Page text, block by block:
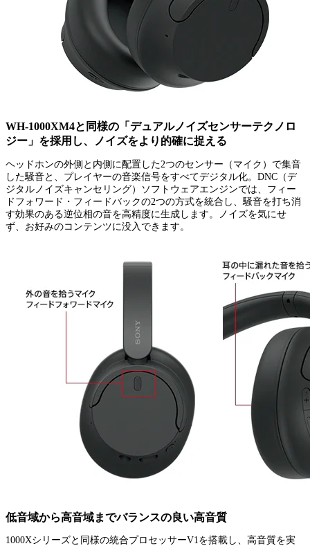
WH-1000XM4と同様の「デュアルノイズセンサーテクノロ
ジー」を採用し、ノイズをより的確に捉える
ヘッドホンの外側と内側に配置した2つのセンサー（マイク）で集音
した騒音と、プレイヤーの音楽信号をすべてデジタル化。DNC（デ
ジタルノイズキャンセリング）ソフトウェアエンジンでは、フィー
ドフォワード・フィードバックの2つの方式を統合し、騒音を打ち消
す効果のある逆位相の音を高精度に生成します。ノイズを気にせ
ず、お好みのコンテンツに没入できます。
低音域から高音域までバランスの良い高音質
1000Xシリーズと同様の統合プロセッサーV1を搭載し、高音質を実